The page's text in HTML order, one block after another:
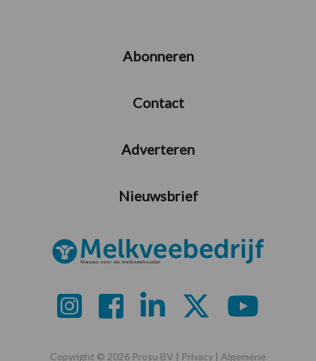
Abonneren
Contact
Adverteren
Nieuwsbrief
Copyright © 2026 Prosu BV | Privacy Algemene